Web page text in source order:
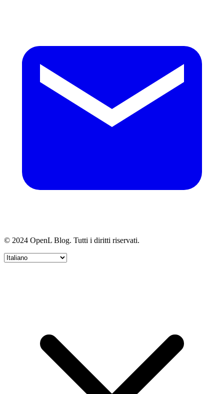
© 2024 OpenL Blog. Tutti i diritti riservati.